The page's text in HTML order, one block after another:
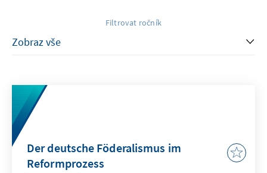
Filtrovat ročník
Der deutsche Föderalismus im
Reformprozess